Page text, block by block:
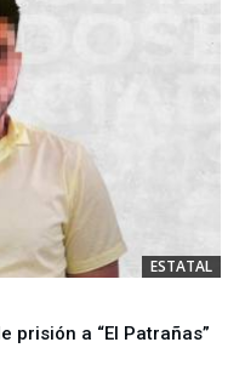
ESTATAL
prisión a “El Patrañas”